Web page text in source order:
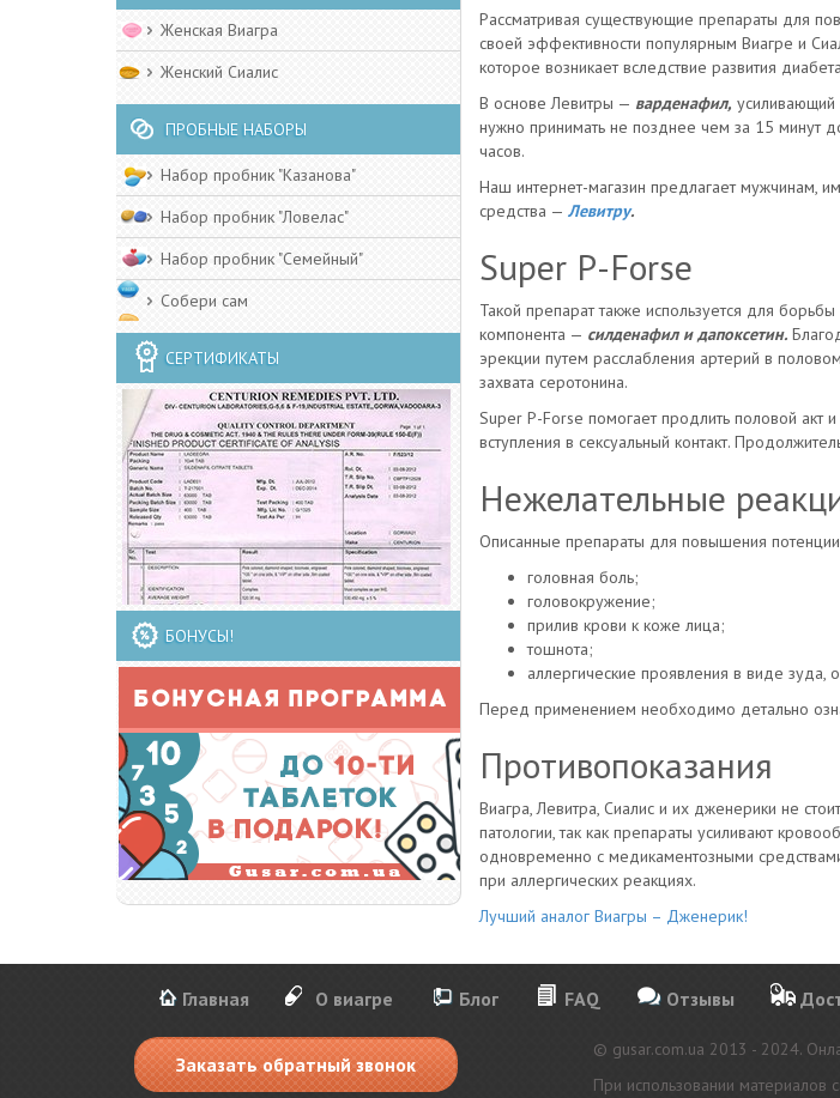
Женская Виагра
Женский Cиалис
ПРОБНЫЕ НАБОРЫ
Набор пробник "Казанова"
Набор пробник "Ловелас"
Набор пробник "Семейный"
Собери сам
СЕРТИФИКАТЫ
БОНУСЫ!
Рассматривая существующие препараты для
своей эффективности популярным Виагре и
которое возникает вследствие развития
В основе Левитры — варденафил, усиливающий
нужно принимать не позднее чем за 15 минут
часов.
Наш интернет-магазин предлагает мужчинам,
средства — Левитру.
Super P-Forse
Такой препарат также используется для
компонента — силденафил и дапоксетин.
эрекции путем расслабления артерий в
захвата серотонина.
Super P-Forse помогает продлить половой акт
вступления в сексуальный контакт.
Нежелательные
Описанные препараты для повышения
головная боль;
головокружение;
прилив крови к коже лица;
тошнота;
аллергические проявления в виде
Перед применением необходимо детально
Противопоказания
Виагра, Левитра, Сиалис и их дженерики не
патологии, так как препараты усиливают
одновременно с медикаментозными
при аллергических реакциях.
Лучший аналог Виагры – Дженерик!
Главная О виагре Блог FAQ Отзывы
Заказать обратный звонок
© gusar.com.ua 2013 - 2024.
При использовании материалов